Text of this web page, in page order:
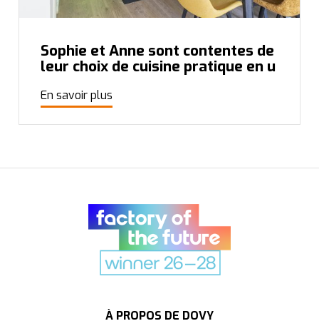
Sophie et Anne sont contentes de
leur choix de cuisine pratique en u
En savoir plus
À PROPOS DE DOVY